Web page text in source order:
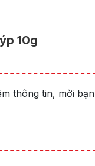
10g
thông tin, mời bạn